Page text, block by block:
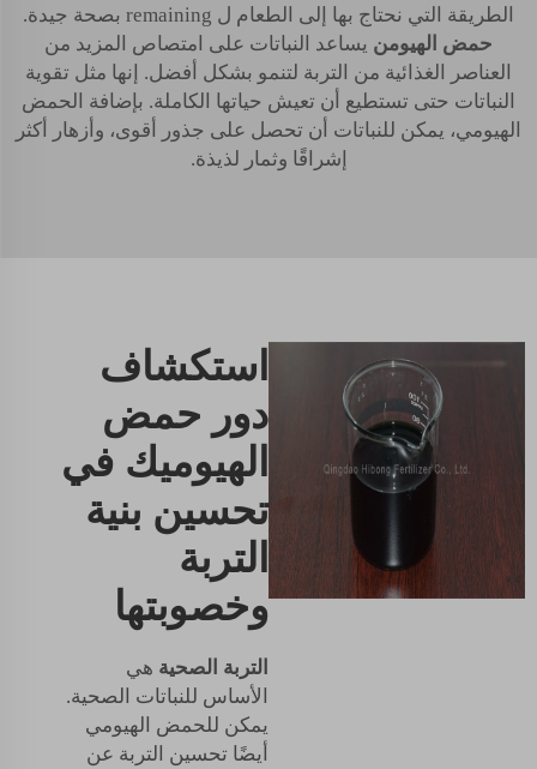
الطريقة التي نحتاج بها إلى الطعام ل remaining بصحة جيدة.
حمض الهيومن يساعد النباتات على امتصاص المزيد من
العناصر الغذائية من التربة لتنمو بشكل أفضل. إنها مثل تقوية
النباتات حتى تستطيع أن تعيش حياتها الكاملة. بإضافة الحمض
الهيومي، يمكن للنباتات أن تحصل على جذور أقوى، وأزهار أكثر
إشراقًا وثمار لذيذة.
استكشاف
دور حمض
الهيوميك في
تحسين بنية
التربة
وخصوبتها
التربة الصحية هي
الأساس للنباتات الصحية.
يمكن للحمض الهيومي
أيضًا تحسين التربة عن